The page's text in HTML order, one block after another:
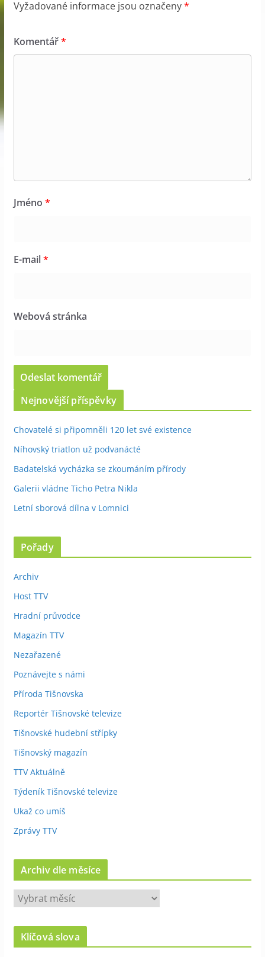
Vyžadované informace jsou označeny*
Komentář*
Jméno *
E-mail*
Webová stránka
Nejnovější příspěvky
Chovatelé si připomněli 120 let své existence
Níhovský triatlon už podvanácté
Badatelská vycházka se zkoumáním přírody
Galerii vládne Ticho Petra Nikla
Letní sborová dílna v Lomnici
Pořady
Archiv
Host TTV
Hradní průvodce
Magazín TTV
Nezařazené
Poznávejte s námi
Příroda Tišnovska
Reportér Tišnovské televize
Tišnovské hudební střípky
Tišnovský magazín
TTV Aktuálně
Týdeník Tišnovské televize
Ukaž co umíš
Zprávy TTV
Archiv dle měsíce
A
r
c
Klíčová slova